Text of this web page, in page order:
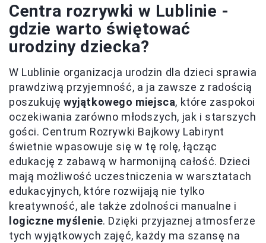
Centra rozrywki w Lublinie -
gdzie warto świętować
urodziny dziecka?
W Lublinie organizacja urodzin dla dzieci sprawia
prawdziwą przyjemność, a ja zawsze z radością
poszukuję wyjątkowego miejsca, które zaspokoi
oczekiwania zarówno młodszych, jak i starszych
gości. Centrum Rozrywki Bajkowy Labirynt
świetnie wpasowuje się w tę rolę, łącząc
edukację z zabawą w harmonijną całość. Dzieci
mają możliwość uczestniczenia w warsztatach
edukacyjnych, które rozwijają nie tylko
kreatywność, ale także zdolności manualne i
logiczne myślenie. Dzięki przyjaznej atmosferze
tych wyjątkowych zajęć, każdy ma szansę na